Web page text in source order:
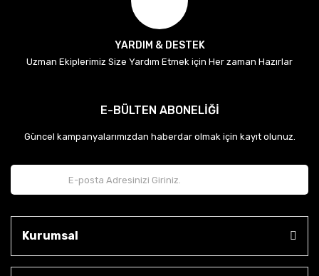
YARDIM & DESTEK
Uzman Ekiplerimiz Size Yardım Etmek için Her zaman Hazırlar
E-BÜLTEN ABONELİĞİ
Güncel kampanyalarımızdan haberdar olmak için kayıt olunuz.
Kurumsal